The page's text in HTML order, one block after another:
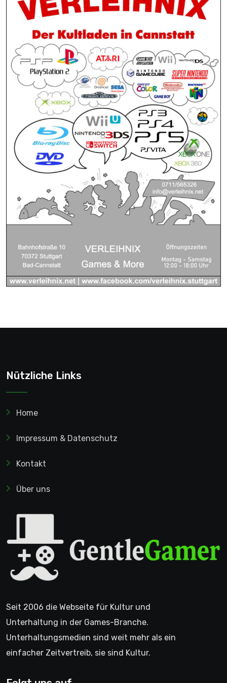
Nützliche Links
Home
Impressum & Datenschutz
Kontakt
Über uns
Seit 2006 die Webseite für Kultur und
Unterhaltung in der Games-Branche.
Unterhaltungsmedien sind weit mehr als ein
einfacher Zeitvertreib, sie sind Kultur.